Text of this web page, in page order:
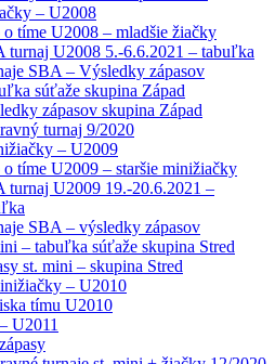
– U2008
tíme U2008 – mladšie žiačky
turnaj U2008 5.-6.6.2021 – tabuľka
SBA – Výsledky zápasov
súťaže skupina Západ
zápasov skupina Západ
turnaj 9/2020
– U2009
tíme U2009 – staršie minižiačky
turnaj U2009 19.-20.6.2021 –
SBA – výsledky zápasov
– tabuľka súťaže skupina Stred
st. mini – skupina Stred
– U2010
tímu U2010
U2011